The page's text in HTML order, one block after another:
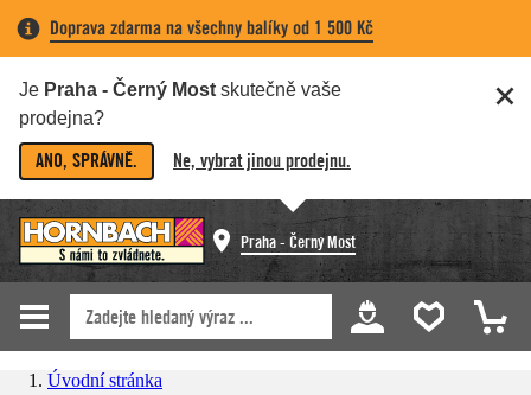
Doprava zdarma na všechny balíky od 1 500 Kč
Je Praha - Černý Most skutečně vaše
prodejna?
ANO, SPRÁVNĚ. Ne, vybrat jinou prodejnu.
Praha - Černý Most
Úvodní stránka